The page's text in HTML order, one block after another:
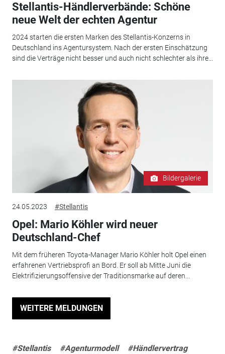
Stellantis-Händlerverbände: Schöne
neue Welt der echten Agentur
2024 starten die ersten Marken des Stellantis-Konzerns in
Deutschland ins Agentursystem. Nach der ersten Einschätzung
sind die Verträge nicht besser und auch nicht schlechter als ihre...
Bildergalerie
24.05.2023 #Stellantis
Opel: Mario Köhler wird neuer
Deutschland-Chef
Mit dem früheren Toyota-Manager Mario Köhler holt Opel einen
erfahrenen Vertriebsprofi an Bord. Er soll ab Mitte Juni die
Elektrifizierungsoffensive der Traditionsmarke auf deren...
WEITERE MELDUNGEN
#Stellantis #Agenturmodell #Händlervertrag